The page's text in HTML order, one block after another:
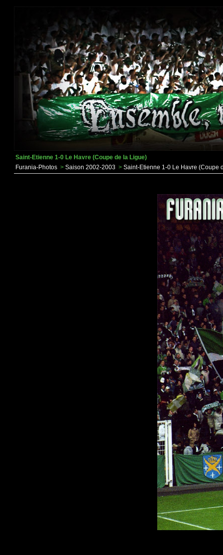
Saint-Etienne 1-0 Le Havre (Coupe de la Ligue)
Furania-Photos > Saison 2002-2003 > Saint-Etienne 1-0 Le Havre (Coupe